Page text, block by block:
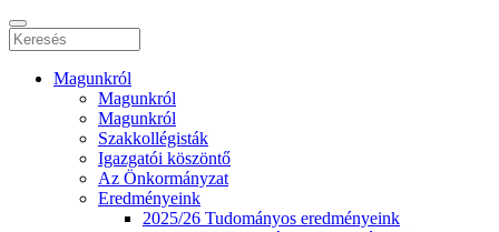
Magunkról
Magunkról
Magunkról
Szakkollégisták
Igazgatói köszöntő
Az Önkormányzat
Eredményeink
2025/26 Tudományos eredményeink